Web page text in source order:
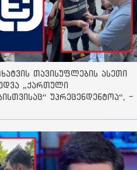
თავისუფლების ასეთი
„ქართული
უპრეცენდენტოა“, -